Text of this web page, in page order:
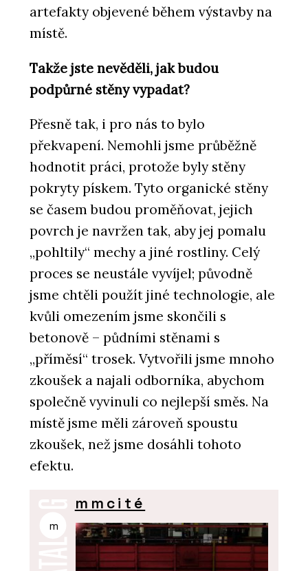
artefakty objevené během výstavby na
místě.
Takže jste nevěděli, jak budou
podpůrné stěny vypadat?
Přesně tak, i pro nás to bylo
překvapení. Nemohli jsme průběžně
hodnotit práci, protože byly stěny
pokryty pískem. Tyto organické stěny
se časem budou proměňovat, jejich
povrch je navržen tak, aby jej pomalu
„pohltily“ mechy a jiné rostliny. Celý
proces se neustále vyvíjel; původně
jsme chtěli použít jiné technologie, ale
kvůli omezením jsme skončili s
betonově – půdními stěnami s
„příměsí“ trosek. Vytvořili jsme mnoho
zkoušek a najali odborníka, abychom
společně vyvinuli co nejlepší směs. Na
místě jsme měli zároveň spoustu
zkoušek, než jsme dosáhli tohoto
efektu.
m
mmcité